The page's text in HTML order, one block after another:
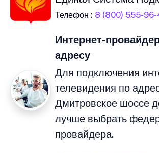
Телефон : 8 (800) 555-
Интернет-
адресу
Для подключения
телевидения по
Дмитровское шоссе
лучше выбрать
провайдера.